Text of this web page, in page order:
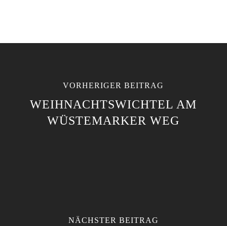
VORHERIGER BEITRAG
WEIHNACHTSWICHTEL AM
WÜSTEMARKER WEG
NÄCHSTER BEITRAG